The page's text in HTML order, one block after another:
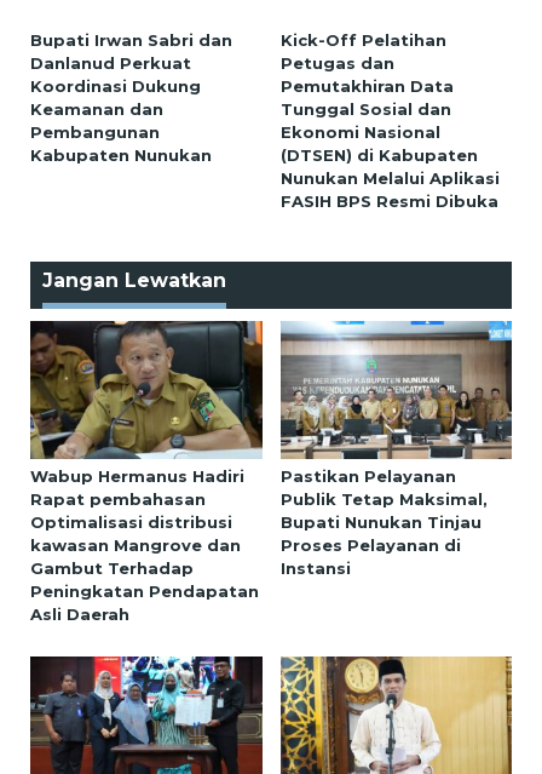
Bupati Irwan Sabri dan
Danlanud Perkuat
Koordinasi Dukung
Keamanan dan
Pembangunan
Kabupaten Nunukan
Kick-Off Pelatihan
Petugas dan
Pemutakhiran Data
Tunggal Sosial dan
Ekonomi Nasional
(DTSEN) di Kabupaten
Nunukan Melalui Aplikasi
FASIH BPS Resmi Dibuka
Jangan Lewatkan
Wabup Hermanus Hadiri
Rapat pembahasan
Optimalisasi distribusi
kawasan Mangrove dan
Gambut Terhadap
Peningkatan Pendapatan
Asli Daerah
Pastikan Pelayanan
Publik Tetap Maksimal,
Bupati Nunukan Tinjau
Proses Pelayanan di
Instansi